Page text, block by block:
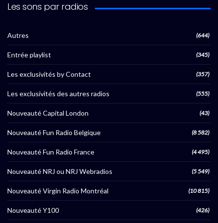
Les sons par radios
Autres (644)
Entrée playlist (345)
Les exclusivités by Contact (357)
Les exclusivités des autres radios (555)
Nouveauté Capital London (43)
Nouveauté Fun Radio Belgique (8 582)
Nouveauté Fun Radio France (4 495)
Nouveauté NRJ ou NRJ Webradios (5 549)
Nouveauté Virgin Radio Montréal (10 815)
Nouveauté Y100 (426)